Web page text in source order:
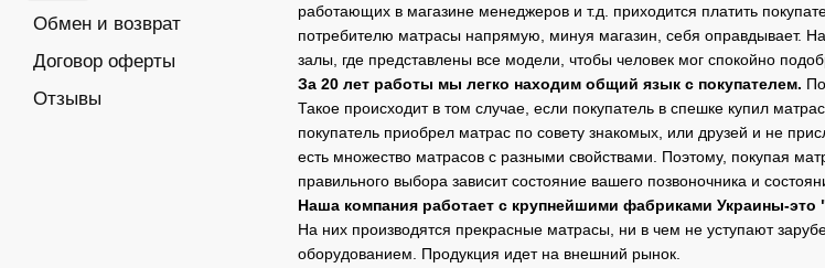
работающих в магазине менеджеров и т.д. приходится платить
потребителю матрасы напрямую, минуя магазин, себя оправдывает.
залы, где представлены все модели, чтобы человек мог спокойно
За 20 лет работы мы легко находим общий язык с покупателем.
Такое происходит в том случае, если покупатель в спешке купил
покупатель приобрел матрас по совету знакомых, или друзей и не
есть множество матрасов с разными свойствами. Поэтому, покупая
правильного выбора зависит состояние вашего позвоночника и
Наша компания работает с крупнейшими фабриками Украины-
На них производятся прекрасные матрасы, ни в чем не уступают
оборудованием. Продукция идет на внешний рынок.
Обмен и возврат
Договор оферты
Отзывы